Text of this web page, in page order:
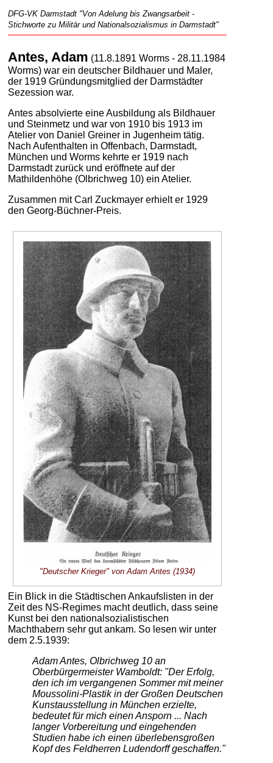
DFG-VK Darmstadt "Von Adelung bis Zwangsarbeit -
Stichworte zu Militär und Nationalsozialismus in Darmstadt"
Antes, Adam (11.8.1891 Worms - 28.11.1984
Worms) war ein deutscher Bildhauer und Maler,
der 1919 Gründungsmitglied der Darmstädter
Sezession war.
Antes absolvierte eine Ausbildung als Bildhauer
und Steinmetz und war von 1910 bis 1913 im
Atelier von Daniel Greiner in Jugenheim tätig.
Nach Aufenthalten in Offenbach, Darmstadt,
München und Worms kehrte er 1919 nach
Darmstadt zurück und eröffnete auf der
Mathildenhöhe (Olbrichweg 10) ein Atelier.
Zusammen mit Carl Zuckmayer erhielt er 1929
den Georg-Büchner-Preis.
"Deutscher Krieger" von Adam Antes (1934)
Ein Blick in die Städtischen Ankaufslisten in der
Zeit des NS-Regimes macht deutlich, dass seine
Kunst bei den nationalsozialistischen
Machthabern sehr gut ankam. So lesen wir unter
dem 2.5.1939:
Adam Antes, Olbrichweg 10 an
Oberbürgermeister Wamboldt: "Der Erfolg,
den ich im vergangenen Sommer mit meiner
Moussolini-Plastik in der Großen Deutschen
Kunstausstellung in München erzielte,
bedeutet für mich einen Ansporn ... Nach
langer Vorbereitung und eingehenden
Studien habe ich einen überlebensgroßen
Kopf des Feldherren Ludendorff geschaffen."